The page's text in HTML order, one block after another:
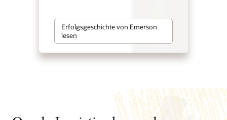
Erfolgsgeschichte von Emerson
lesen